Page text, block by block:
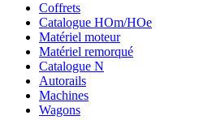
Coffrets
Catalogue HOm/HOe
Matériel moteur
Matériel remorqué
Catalogue N
Autorails
Machines
Wagons